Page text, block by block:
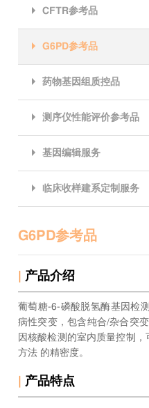
CFTR参考品
G6PD参考品
药物基因组质控品
测序仪性能评价参考品
基因编辑服务
临床收样建系定制服务
G6PD参考品
产品介绍
葡萄糖-6-磷酸脱氢酶基因检
病性突变，包含纯合/杂合突
因核酸检测的室内质量控制
方法 的精密度。
产品特点